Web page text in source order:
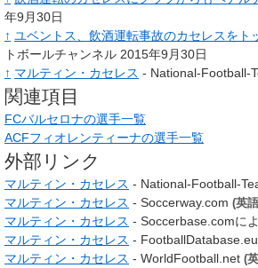
年9月30日
↑ ユベントス、飲酒運転事故のカセレスをト
トボールチャンネル 2015年9月30日
↑ マルティン・カセレス - National-Football-
関連項目
FCバルセロナの選手一覧
ACFフィオレンティーナの選手一覧
外部リンク
マルティン・カセレス - National-Football-
マルティン・カセレス - Soccerway.com (英
マルティン・カセレス - Soccerbase.comに
マルティン・カセレス - FootballDatabase.eu
マルティン・カセレス - WorldFootball.net (